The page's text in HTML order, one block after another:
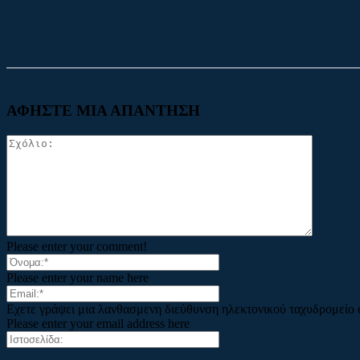
ΑΦΗΣΤΕ ΜΙΑ ΑΠΑΝΤΗΣΗ
Please enter your comment!
Please enter your name here
Εχετε γράψει μια λανθασμενη διεύθυνση ηλεκτονικού ταχυδρομείο
Please enter your email address here